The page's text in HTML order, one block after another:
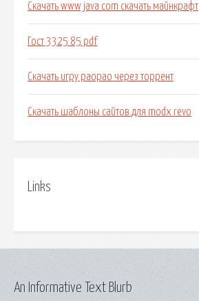
Скачать www java com скачать майнкрафт
Гост 3325 85 pdf
Скачать игру раорао через торрент
Скачать шаблоны сайтов для modx revo
Links
An Informative Text Blurb